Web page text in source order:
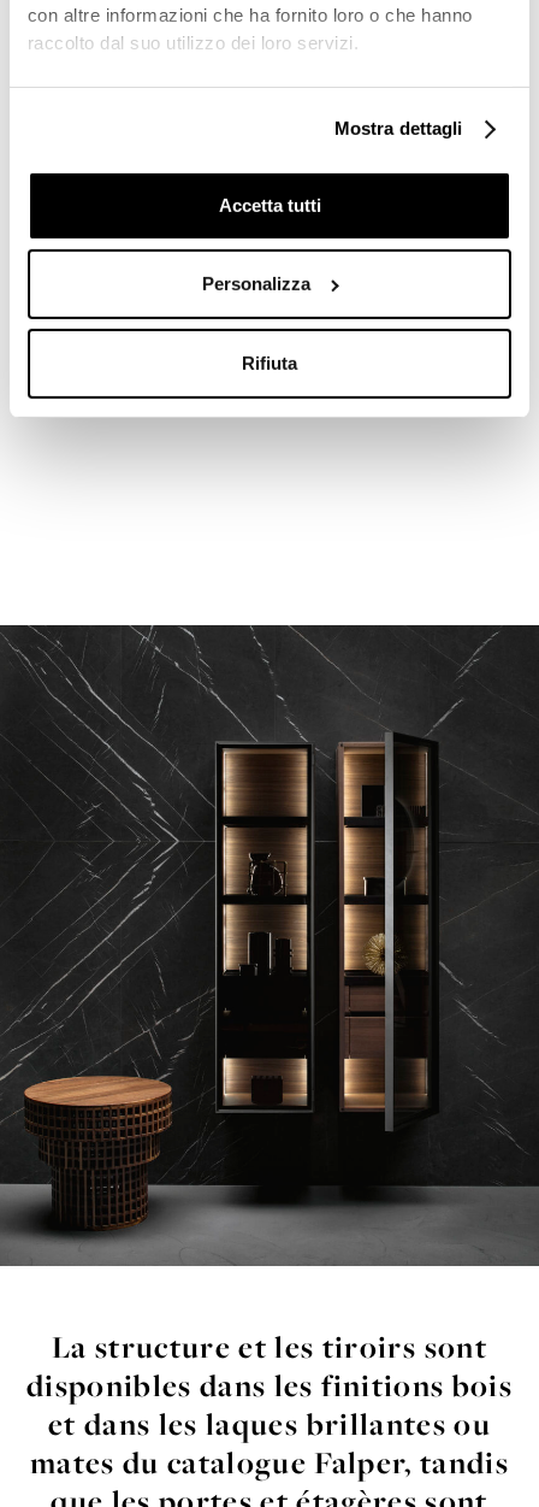
con altre informazioni che ha fornito loro o che hanno
raccolto dal suo utilizzo dei loro servizi.
Mostra dettagli
Accetta tutti
Personalizza
Rifiuta
Lastructure etles tiroirs sont
disponibles dans les finitions bois
etdans les laques brillantes ou
mates du catalogue Falper,tandis